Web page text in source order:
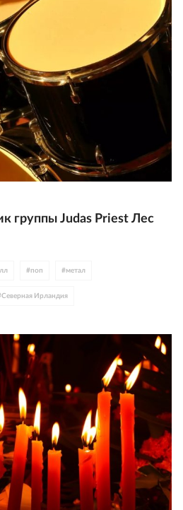
группы Judas Priest Лес
#поп #метал
Северная Ирландия